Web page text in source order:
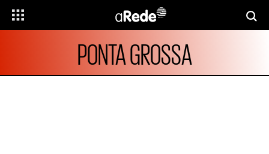
PONTA GROSSA